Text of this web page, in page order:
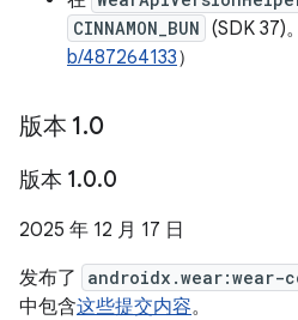
CINNAMON_BUN (SDK 37)
b/487264133）
版本 1.0
版本 1.0.0
2025 年 12 月 17 日
发布了
androidx.wear:wear-
中包含这些提交内容。